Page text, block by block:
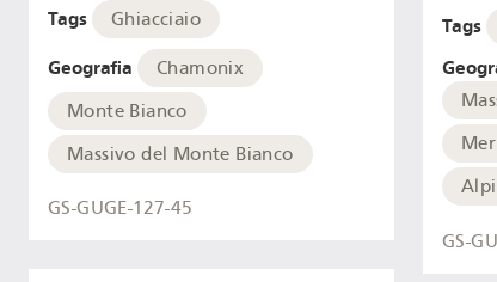
Tags Ghiacciaio
Geografia
Chamonix
Monte Bianco
Massivo del Monte Bianco
GS-GUGE-127-45
Tags
Alpi
GS-